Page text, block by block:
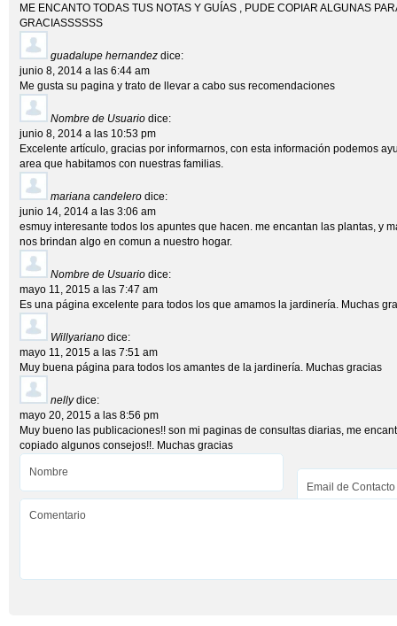
ME ENCANTO TODAS TUS NOTAS Y GUÍAS , PUDE COPIAR ALGUNAS
GRACIASSSSSS
guadalupe hernandez dice:
junio 8, 2014 a las 6:44 am
Me gusta su pagina y trato de llevar a cabo sus recomendaciones
Nombre de Usuario dice:
junio 8, 2014 a las 10:53 pm
Excelente artículo, gracias por informarnos, con esta información podemos
area que habitamos con nuestras familias.
mariana candelero dice:
junio 14, 2014 a las 3:06 am
esmuy interesante todos los apuntes que hacen. me encantan las plantas, y
nos brindan algo en comun a nuestro hogar.
Nombre de Usuario dice:
mayo 11, 2015 a las 7:47 am
Es una página excelente para todos los que amamos la jardinería. Muchas
Willyariano dice:
mayo 11, 2015 a las 7:51 am
Muy buena página para todos los amantes de la jardinería. Muchas gracias
nelly dice:
mayo 20, 2015 a las 8:56 pm
Muy bueno las publicaciones!! son mi paginas de consultas diarias, me
copiado algunos consejos!!. Muchas gracias